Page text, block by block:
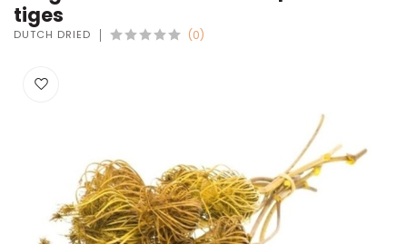
tiges
DUTCH DRIED (0)